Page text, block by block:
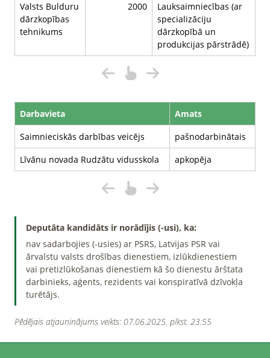
Valsts Bulduru
dārzkopības
tehnikums
2000
Lauksaimniecības (ar
specializāciju
dārzkopībā un
produkcijas pārstrādē)
Darbavieta
Amats
Saimnieciskās darbības veicējs
pašnodarbinātais
Līvānu novada Rudzātu vidusskola
apkopēja
Deputāta kandidāts ir norādījis (-usi), ka:
nav sadarbojies (-usies) ar PSRS, Latvijas PSR vai
ārvalstu valsts drošības dienestiem, izlūkdienestiem
vai pretizlūkošanas dienestiem kā šo dienestu ārštata
darbinieks, aģents, rezidents vai konspiratīvā dzīvokļa
turētājs.
Pēdējais atjauninājums veikts: 07.06.2025. plkst. 23:55